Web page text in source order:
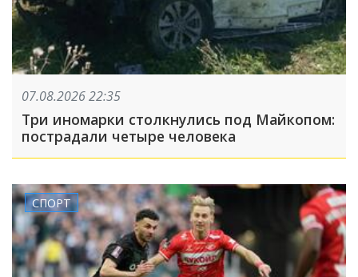
07.08.2026 22:35
Три иномарки столкнулись под Майкопом:
пострадали четыре человека
СПОРТ